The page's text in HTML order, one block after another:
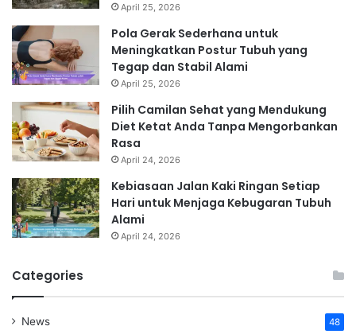
April 25, 2026
Pola Gerak Sederhana untuk
Meningkatkan Postur Tubuh yang
Tegap dan Stabil Alami
April 25, 2026
Pilih Camilan Sehat yang Mendukung
Diet Ketat Anda Tanpa Mengorbankan
Rasa
April 24, 2026
Kebiasaan Jalan Kaki Ringan Setiap
Hari untuk Menjaga Kebugaran Tubuh
Alami
April 24, 2026
Categories
News 48